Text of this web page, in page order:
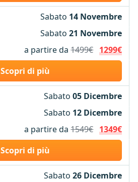
Sabato 14 Novembre
Sabato21 Novembre
a partire da1499€ 1299€
Scopri di più
Sabato05 Dicembre
Sabato 12 Dicembre
a partire da1549€ 1349€
Scopri di più
Sabato26 Dicembre